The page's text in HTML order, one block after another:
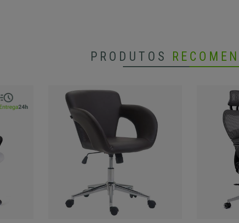
PRODUTOS